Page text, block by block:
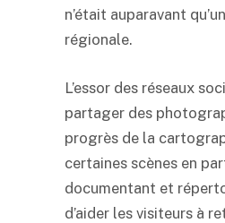
n’était auparavant
régionale.
L’essor des réseaux
partager des
progrès de la
certaines scènes en
documentant et
d’aider les visiteurs à